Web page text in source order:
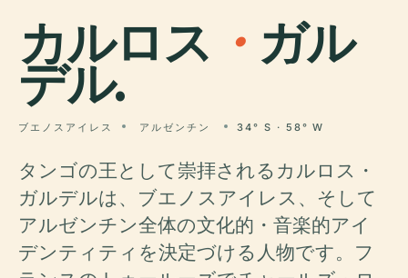
カルロス ・ ガル
デル.
ブエノスアイレス アルゼンチン 34° S · 58° W
タンゴの王として崇拝されるカルロス・
ガルデルは、ブエノスアイレス、そして
アルゼンチン全体の文化的・音楽的アイ
デンティティを決定づける人物です。フ